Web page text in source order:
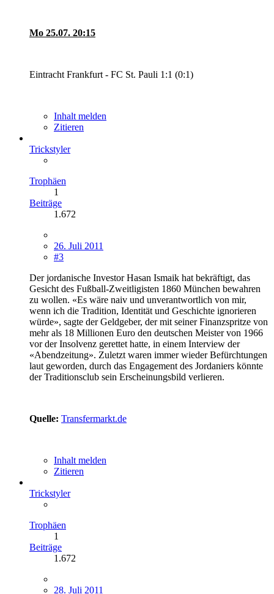
Mo 25.07. 20:15
Eintracht Frankfurt - FC St. Pauli 1:1 (0:1)
Inhalt melden
Zitieren
Trickstyler
Trophäen
1
Beiträge
1.672
26. Juli 2011
#3
Der jordanische Investor Hasan Ismaik hat bekräftigt, das
Gesicht des Fußball-Zweitligisten 1860 München bewahren
zu wollen. «Es wäre naiv und unverantwortlich von mir,
wenn ich die Tradition, Identität und Geschichte ignorieren
würde», sagte der Geldgeber, der mit seiner Finanzspritze von
mehr als 18 Millionen Euro den deutschen Meister von 1966
vor der Insolvenz gerettet hatte, in einem Interview der
«Abendzeitung». Zuletzt waren immer wieder Befürchtungen
laut geworden, durch das Engagement des Jordaniers könnte
der Traditionsclub sein Erscheinungsbild verlieren.
Quelle: Transfermarkt.de
Inhalt melden
Zitieren
Trickstyler
Trophäen
1
Beiträge
1.672
28. Juli 2011